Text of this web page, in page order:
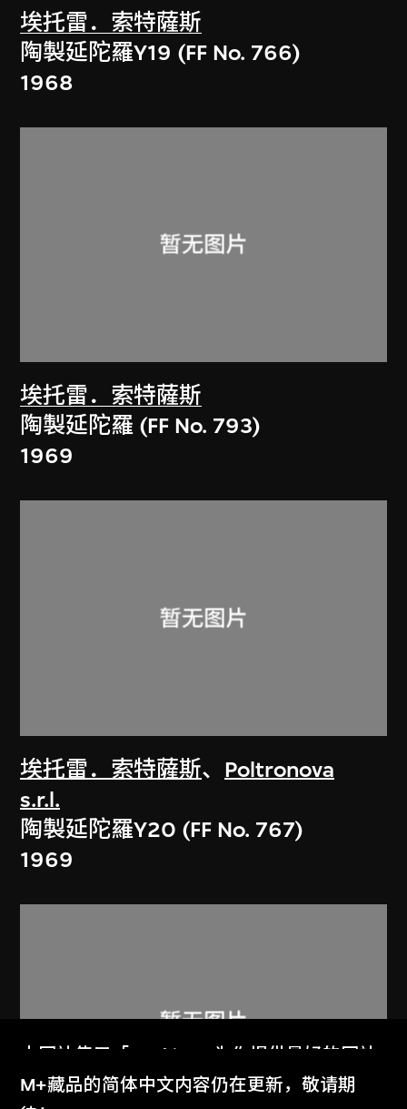
埃托雷．索特薩斯
陶製延陀羅Y19 (FF No. 766)
1968
埃托雷．索特薩斯
陶製延陀羅 (FF No. 793)
1969
埃托雷．索特薩斯、 Poltronova
s.r.l.
陶製延陀羅Y20 (FF No. 767)
1969
本网站使用「Cookies」为你提供最好的网站
体验。
M+藏品的简体中文内容仍在更新，敬请期